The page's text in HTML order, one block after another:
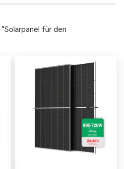
für den